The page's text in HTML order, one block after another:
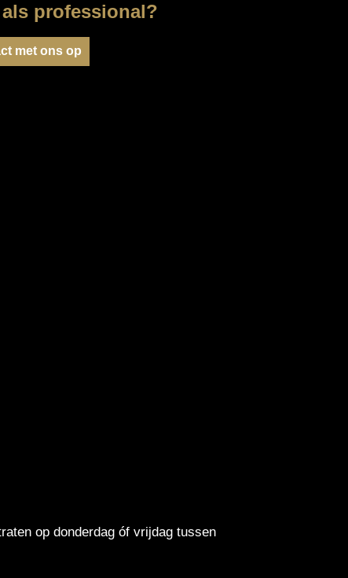
professional?
met ons op
op donderdag óf vrijdag tussen